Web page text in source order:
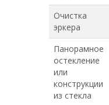
Очистка
эркера
Панорамное
остекление
или
конструкции
из стекла